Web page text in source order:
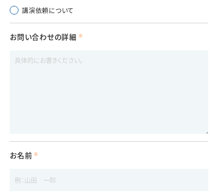
講演依頼について
お問い合わせの詳細
お名前